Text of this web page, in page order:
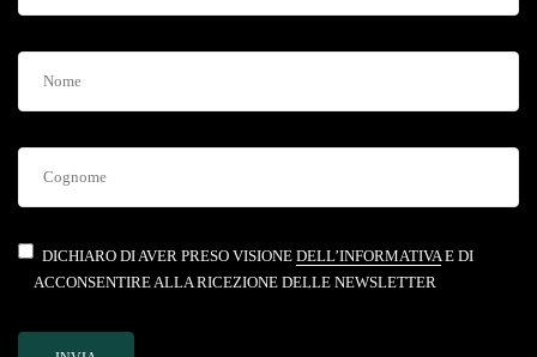
DICHIARO DI AVER PRESO VISIONE DELL’INFORMATIVAE DI
ACCONSENTIRE ALLA RICEZIONE DELLE NEWSLETTER